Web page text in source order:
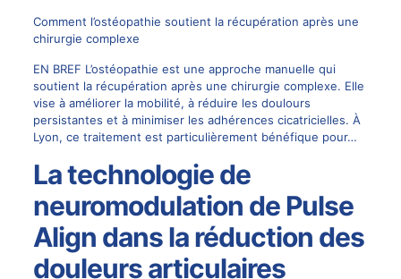
Comment l’ostéopathie soutient la récupération après une
chirurgie complexe
EN BREF L’ostéopathie est une approche manuelle qui
soutient la récupération après une chirurgie complexe. Elle
vise à améliorer la mobilité, à réduire les doulours
persistantes et à minimiser les adhérences cicatricielles. À
Lyon, ce traitement est particulièrement bénéfique pour…
La technologie de
neuromodulation de Pulse
Align dans la réduction des
douleurs articulaires